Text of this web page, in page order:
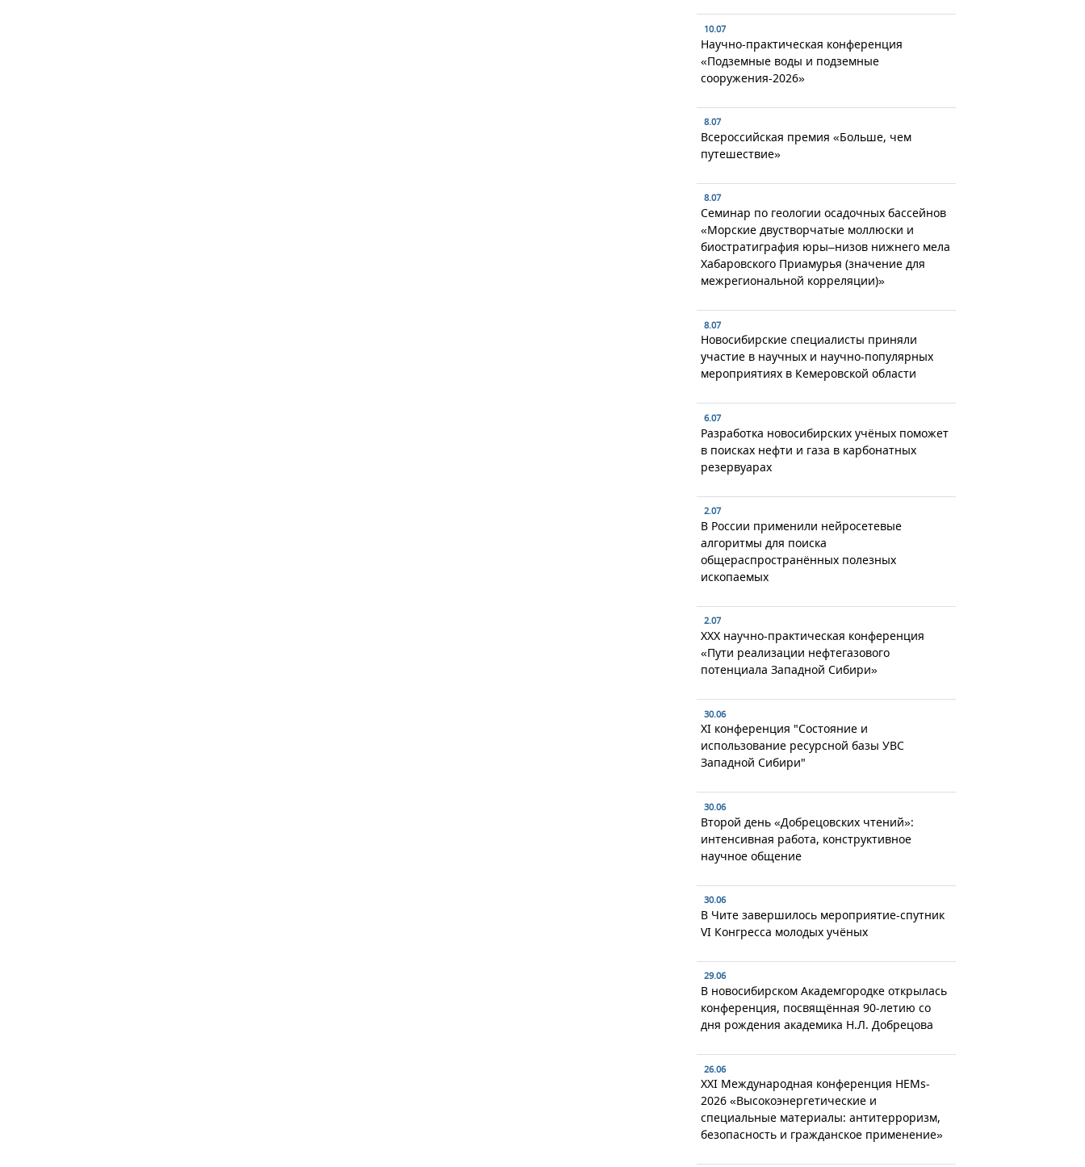
10.07
Научно-практическая конференция
«Подземные воды и подземные
сооружения-2026»
8.07
Всероссийская премия «Больше, чем
путешествие»
8.07
Семинар по геологии осадочных бассейнов
«Морские двустворчатые моллюски и
биостратиграфия юры–низов нижнего мела
Хабаровского Приамурья (значение для
межрегиональной корреляции)»
8.07
Новосибирские специалисты приняли
участие в научных и научно-популярных
мероприятиях в Кемеровской области
6.07
Разработка новосибирских учёных поможет
в поисках нефти и газа в карбонатных
резервуарах
2.07
В России применили нейросетевые
алгоритмы для поиска
общераспространённых полезных
ископаемых
2.07
XXX научно-практическая конференция
«Пути реализации нефтегазового
потенциала Западной Сибири»
30.06
XI конференция "Состояние и
использование ресурсной базы УВС
Западной Сибири"
30.06
Второй день «Добрецовских чтений»:
интенсивная работа, конструктивное
научное общение
30.06
В Чите завершилось мероприятие-спутник
VI Конгресса молодых учёных
29.06
В новосибирском Академгородке открылась
конференция, посвящённая 90-летию со
дня рождения академика Н.Л. Добрецова
26.06
XXI Международная конференция HEMs-
2026 «Высокоэнергетические и
специальные материалы: антитерроризм,
безопасность и гражданское применение»